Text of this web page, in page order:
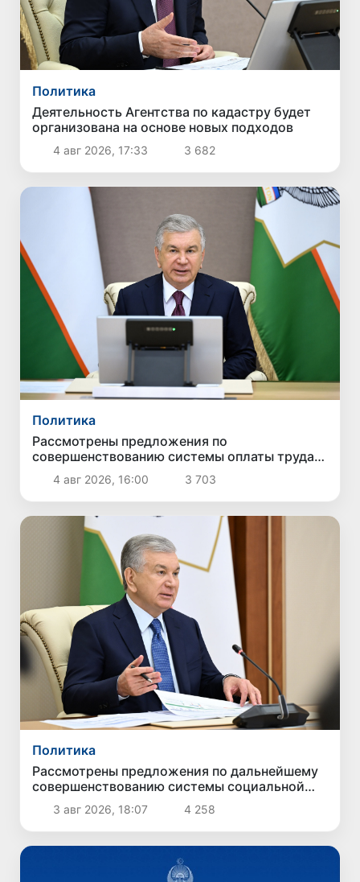
Политика
Деятельность Агентства по кадастру будет
организована на основе новых подходов
4 авг 2026, 17:33 3 682
Политика
Рассмотрены предложения по
совершенствованию системы оплаты труда
государственных служащих
4 авг 2026, 16:00 3 703
Политика
Рассмотрены предложения по дальнейшему
совершенствованию системы социальной
защиты
3 авг 2026, 18:07 4 258